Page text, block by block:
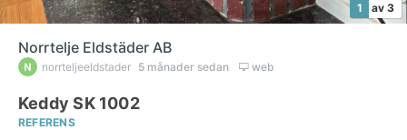
1 av 3
Norrtelje Eldstäder AB
norrteljeeldstader 5 månader sedan web
Keddy SK 1002
REFERENS